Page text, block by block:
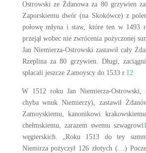
Ostrowski ze Żdanowa za 80 grzywien
Zaporskiemu dwór (na Skokówce) z
połowę młyna i staw, które ten w 1493
przejął wobec nie zwrócenia pożyczonej
Jan Niemierza-Ostrowski zastawił cały
Rzeplina za 80 grzywien. Długi,
spłacali jeszcze Zamoyscy do 1533 r.12
W 1512 roku Jan Niemierza-
chyba wnuk Niemierzy), zastawił
Zamoyskiemu, kanonikowi
chełmskiemu, zarazem swemu szwagrowi
węgierskich. „Roku 1513 do tey
Niemirza pożyczył 126 złotych (…)